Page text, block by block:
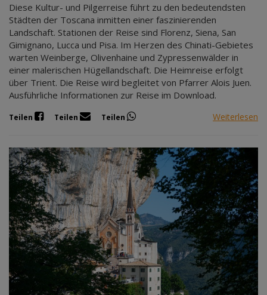
Diese Kultur- und Pilgerreise führt zu den bedeutendsten
Städten der Toscana inmitten einer faszinierenden
Landschaft. Stationen der Reise sind Florenz, Siena, San
Gimignano, Lucca und Pisa. Im Herzen des Chinati-Gebietes
warten Weinberge, Olivenhaine und Zypressenwälder in
einer malerischen Hügellandschaft. Die Heimreise erfolgt
über Trient. Die Reise wird begleitet von Pfarrer Alois Juen.
Ausführliche Informationen zur Reise im Download.
Teilen Teilen Teilen Weiterlesen